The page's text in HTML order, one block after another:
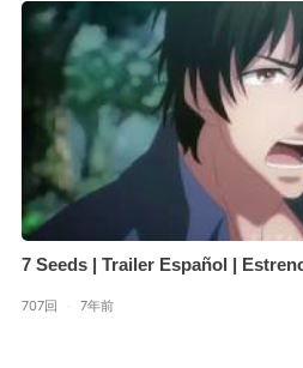
7 Seeds | Trailer Español |
707回 · 7年前